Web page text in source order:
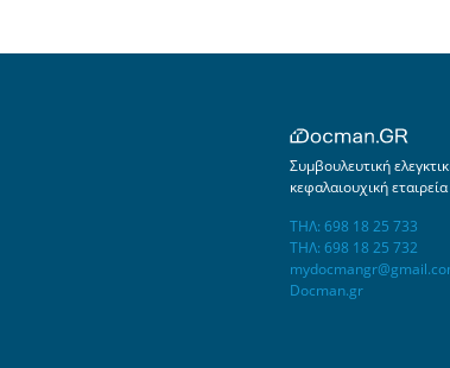
Συμβουλευτική
κεφαλαιουχική εταιρεία
ΤΗΛ: 698 18 25 733
ΤΗΛ: 698 18 25 732
Docman.gr